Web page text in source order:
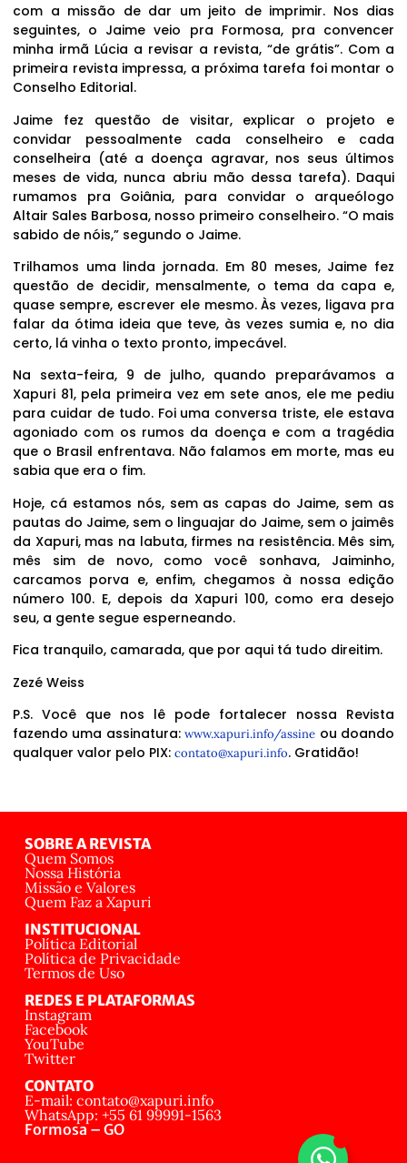
com a missão de dar um jeito de imprimir. Nos dias
seguintes, o Jaime veio pra Formosa, pra convencer
minha irmã Lúcia a revisar a revista, “de grátis”. Com a
primeira revista impressa, a próxima tarefa foi montar o
Conselho Editorial.
Jaime fez questão de visitar, explicar o projeto e
convidar pessoalmente cada conselheiro e cada
conselheira (até a doença agravar, nos seus últimos
meses de vida, nunca abriu mão dessa tarefa). Daqui
rumamos pra Goiânia, para convidar o arqueólogo
Altair Sales Barbosa, nosso primeiro conselheiro. “O mais
sabido de nóis,” segundo o Jaime.
Trilhamos uma linda jornada. Em 80 meses, Jaime fez
questão de decidir, mensalmente, o tema da capa e,
quase sempre, escrever ele mesmo. Às vezes, ligava pra
falar da ótima ideia que teve, às vezes sumia e, no dia
certo, lá vinha o texto pronto, impecável.
Na sexta-feira, 9 de julho, quando preparávamos a
Xapuri 81, pela primeira vez em sete anos, ele me pediu
para cuidar de tudo. Foi uma conversa triste, ele estava
agoniado com os rumos da doença e com a tragédia
que o Brasil enfrentava. Não falamos em morte, mas eu
sabia que era o fim.
Hoje, cá estamos nós, sem as capas do Jaime, sem as
pautas do Jaime, sem o linguajar do Jaime, sem o jaimês
da Xapuri, mas na labuta, firmes na resistência. Mês sim,
mês sim de novo, como você sonhava, Jaiminho,
carcamos porva e, enfim, chegamos à nossa edição
número 100. E, depois da Xapuri 100, como era desejo
seu, a gente segue esperneando.
Fica tranquilo, camarada, que por aqui tá tudo direitim.
Zezé Weiss
P.S. Você que nos lê pode fortalecer nossa Revista
fazendo uma assinatura:www.xapuri.info/assine ou doando
qualquer valor pelo PIX: contato@xapuri.info. Gratidão!
SOBRE A REVISTA
Quem Somos
Nossa História
Missão e Valores
Quem Faz a Xapuri
INSTITUCIONAL
Política Editorial
Política de Privacidade
Termos de Uso
REDES E PLATAFORMAS
Instagram
Facebook
YouTube
Twitter
CONTATO
E-mail: contato@xapuri.info
WhatsApp: +55 61 99991-1563
Formosa – GO